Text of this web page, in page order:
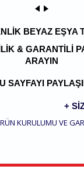
BEYAZ EŞYA
& GARANTILI
ARAYIN
SAYFAYI
+
KURULUMU VE